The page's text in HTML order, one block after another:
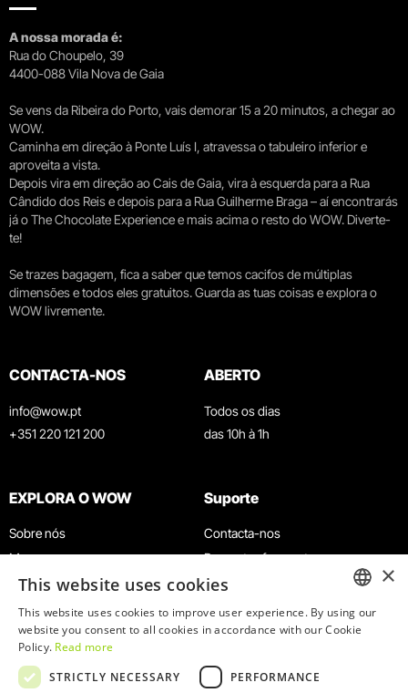
A nossa morada é:
Rua do Choupelo, 39
4400-088 Vila Nova de Gaia
Se vens da Ribeira do Porto, vais demorar 15 a 20 minutos, a chegar ao
WOW.
Caminha em direção à Ponte Luís I, atravessa o tabuleiro inferior e
aproveita a vista.
Depois vira em direção ao Cais de Gaia, vira à esquerda para a Rua
Cândido dos Reis e depois para a Rua Guilherme Braga – aí encontrarás
já o The Chocolate Experience e mais acima o resto do WOW. Diverte-
te!
Se trazes bagagem, fica a saber que temos cacifos de múltiplas
dimensões e todos eles gratuitos. Guarda as tuas coisas e explora o
WOW livremente.
CONTACTA-NOS
info@wow.pt
+351 220 121 200
ABERTO
Todos os dias
das 10h à 1h
EXPLORA O WOW
Sobre nós
Museus
Agenda
Notícias
Restaurantes
Cartão WOW
Grupos e Eventos
Suporte
Contacta-nos
Perguntas frequentes
Termos e Condições
Política de privacidade e cookies
Trabalha connosco
Livro de reclamações
ENGLISH
×
This website uses cookies
This website uses cookies to improve user experience. By using our
website you consent to all cookies in accordance with our Cookie
Policy. Read more
STRICTLY NECESSARY
PERFORMANCE